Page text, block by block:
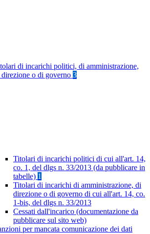
di incarichi politici, di amministrazione,
o di governo 3
Titolari di incarichi politici di cui all'art. 14,
co. 1, del dlgs n. 33/2013 (da pubblicare in
tabelle) 1
Titolari di incarichi di amministrazione, di
direzione o di governo di cui all'art. 14, co.
1-bis, del dlgs n. 33/2013
Cessati dall'incarico (documentazione da
pubblicare sul sito web)
per mancata comunicazione dei dati